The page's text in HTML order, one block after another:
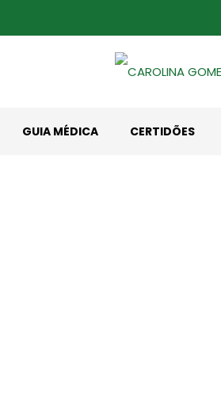
GUIA MÉDICA CERTIDÕES